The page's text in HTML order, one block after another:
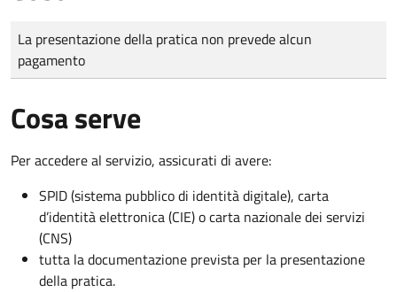
Tipo di pagamento
Importo
La presentazione della pratica non prevede alcun
pagamento
Cosa serve
Per accedere al servizio, assicurati di avere:
SPID (sistema pubblico di identità digitale), carta
d’identità elettronica (CIE) o carta nazionale dei servizi
(CNS)
tutta la documentazione prevista per la presentazione
della pratica.